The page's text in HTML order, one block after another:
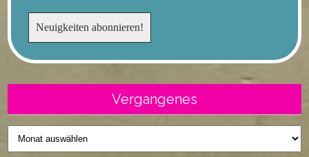
Vergangenes
Vergangenes